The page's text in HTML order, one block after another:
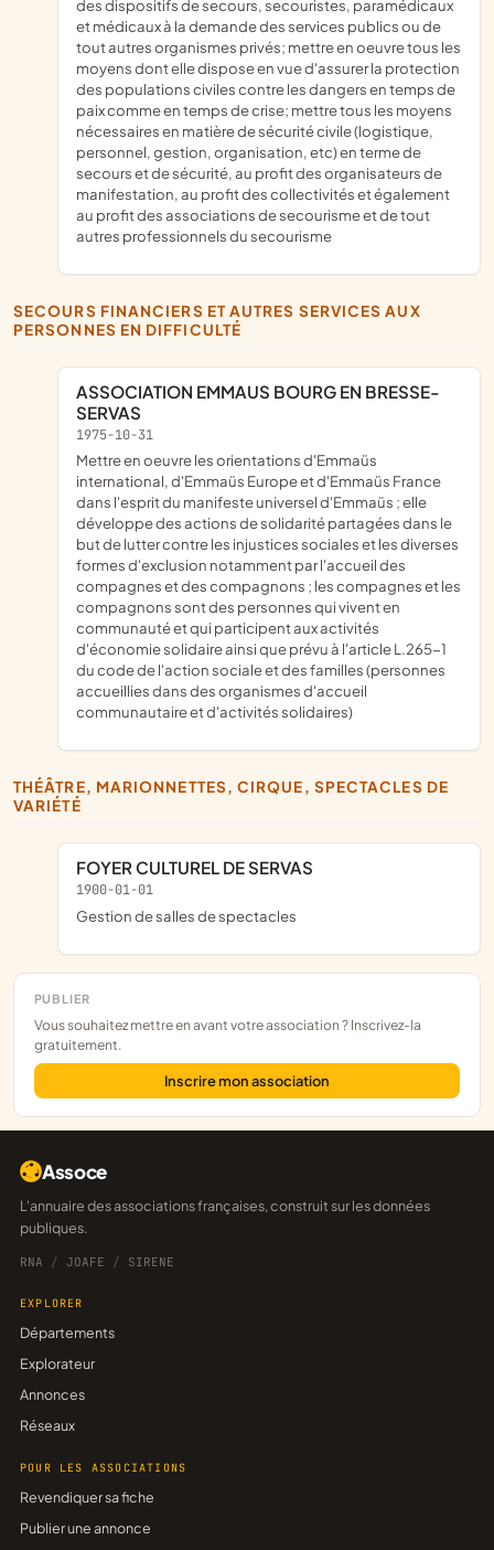
PUBLIER
Vous souhaitez mettre en avant votre association ? Inscrivez-la
gratuitement.
Inscrire mon association
des dispositifs de secours, secouristes, paramédicaux
et médicaux à la demande des services publics ou de
tout autres organismes privés; mettre en oeuvre tous les
moyens dont elle dispose en vue d'assurer la protection
des populations civiles contre les dangers en temps de
paix comme en temps de crise; mettre tous les moyens
nécessaires en matière de sécurité civile (logistique,
personnel, gestion, organisation, etc) en terme de
secours et de sécurité, au profit des organisateurs de
manifestation, au profit des collectivités et également
au profit des associations de secourisme et de tout
autres professionnels du secourisme
SECOURS FINANCIERS ET AUTRES SERVICES AUX
PERSONNES EN DIFFICULTÉ
ASSOCIATION EMMAUS BOURG EN BRESSE-
SERVAS
1975-10-31
mettre en oeuvre les orientations d'Emmaüs
international, d'Emmaüs Europe et d'Emmaüs France
dans l'esprit du manifeste universel d'Emmaüs ; elle
développe des actions de solidarité partagées dans le
but de lutter contre les injustices sociales et les diverses
formes d'exclusion notamment par l'accueil des
compagnes et des compagnons ; les compagnes et les
compagnons sont des personnes qui vivent en
communauté et qui participent aux activités
d'économie solidaire ainsi que prévu à l'article L.265-1
du code de l'action sociale et des familles (personnes
accueillies dans des organismes d'accueil
communautaire et d'activités solidaires)
THÉÂTRE, MARIONNETTES, CIRQUE, SPECTACLES DE
VARIÉTÉ
FOYER CULTUREL DE SERVAS
1900-01-01
Gestion de salles de spectacles
Assoce
L'annuaire des associations françaises, construit sur les données
publiques.
RNA / JOAFE / SIRENE
EXPLORER
Départements
Explorateur
Annonces
Réseaux
POUR LES ASSOCIATIONS
Revendiquer sa fiche
Publier une annonce